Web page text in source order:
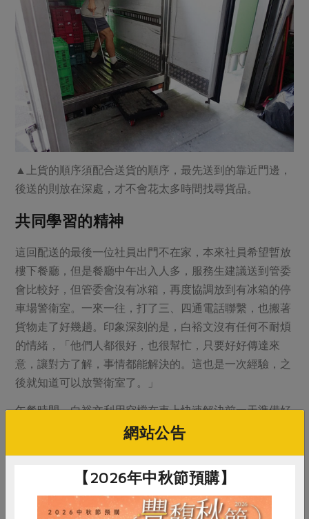
▲上貨的順序須配合送貨的順序，最先送到的靠近門邊，
後送的則放在深處，才不會花太多時間找尋貨品。
共同學習的精神
這回配送的最後一位社員出門不在家，本來社員希望暫放
樓下餐廳，但是餐廳中午出入人多，服務生建議送到管委
會比較好，但管委會沒有冰箱，再度協調放到有冰箱的停
車場警衛室。一來一往，打了三、四通電話聯繫，也搬著
貨物走了好幾趟。印象深刻的是，白裕文沒有任何不耐煩
的情緒，「他們人都很好，也很幫忙，只要好好傳達來
意，讓對方了解，事情都能解決的。這也是一次經驗，之
後就知道可以放警衛室了。」
午餐時間，白裕文利用空檔在車上快速解決前一天準備好
的便當，也常在停紅燈時喝口茶。他最喜歡配送的區域是
一人在車上，但每一次配送，就是接觸一位社員、一個家
庭，白裕文因此有許多觀察與故事。
網站公告
【2026年中秋節預購】